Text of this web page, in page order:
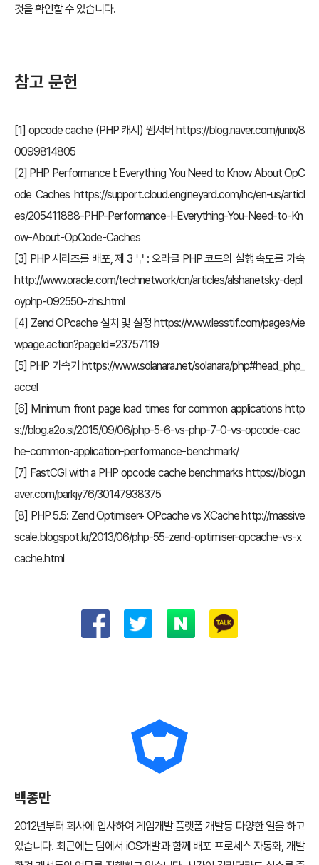
것을 확인할 수 있습니다.
참고 문헌
[1] opcode cache (PHP 캐시) 웹서버 https://blog.naver.com/junix/8
0099814805
[2] PHP Performance I: Everything You Need to Know About OpC
ode Caches https://support.cloud.engineyard.com/hc/en-us/articl
es/205411888-PHP-Performance-I-Everything-You-Need-to-Kn
ow-About-OpCode-Caches
[3] PHP 시리즈를 배포, 제 3 부 : 오라클 PHP 코드의 실행 속도를 가속
http://www.oracle.com/technetwork/cn/articles/alshanetsky-depl
oyphp-092550-zhs.html
[4] Zend OPcache 설치 및 설정 https://www.lesstif.com/pages/vie
wpage.action?pageId=23757119
[5] PHP 가속기 https://www.solanara.net/solanara/php#head_php_
accel
[6] Minimum front page load times for common applications http
s://blog.a2o.si/2015/09/06/php-5-6-vs-php-7-0-vs-opcode-cac
he-common-application-performance-benchmark/
[7] FastCGI with a PHP opcode cache benchmarks https://blog.n
aver.com/parkjy76/30147938375
[8] PHP 5.5: Zend Optimiser+ OPcache vs XCachehttp://massive
scale.blogspot.kr/2013/06/php-55-zend-optimiser-opcache-vs-x
cache.html
백종만
2012년부터 회사에 입사하여 게임개발 플랫폼 개발등 다양한 일을 하고
있습니다. 최근에는 팀에서 iOS개발과 함께 배포 프로세스 자동화, 개발